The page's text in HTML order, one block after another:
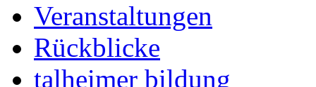
Veranstaltungen
Rückblicke
talheimer bildung